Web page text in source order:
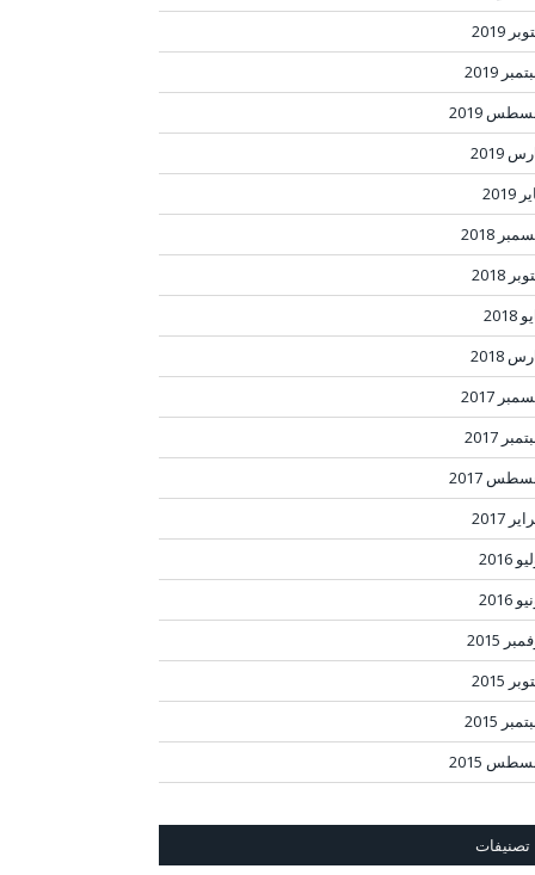
2019
2019
2019
2019
2018
2018
2018
2017
2017
2017
2017
2016
2016
2015
2015
2015
2015
تصنيفات